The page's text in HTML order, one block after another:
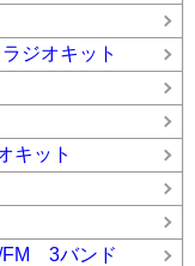
ジオキット
キット
FM 3バンド